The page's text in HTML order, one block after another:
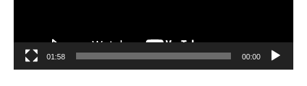
00:00
01:58